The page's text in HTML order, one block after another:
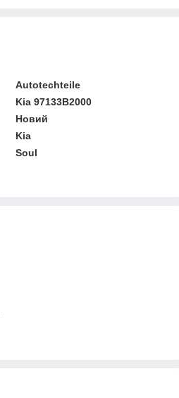
Autotechteile
Kia 97133B2000
Новий
Kia
Soul